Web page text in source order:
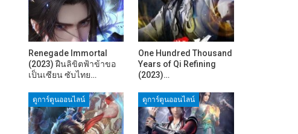
Renegade Immortal
(2023) ฝืนลิขิตฟ้าข้าขอ
เป็นเซียน ซับไทย…
One Hundred Thousand
Years of Qi Refining
(2023)…
ดูการ์ตูนออนไลน์ ดูการ์ตูนออนไลน์